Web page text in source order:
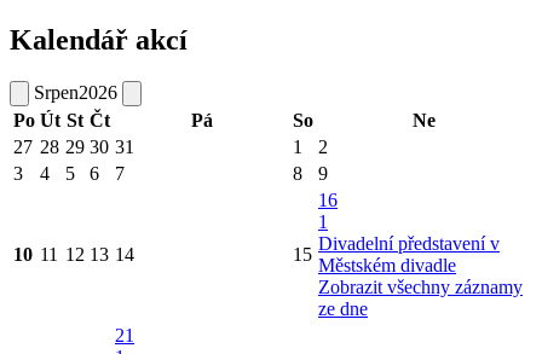
Kalendář akcí
Srpen2026
Po Út St Čt Pá So
Ne
27 28 29 30 31 1
2
3
4 5 6 7 8 9
10 11 12 13 14 15
16
1
Divadelní představení v
Městském divadle
Zobrazit všechny záznamy
ze dne
21